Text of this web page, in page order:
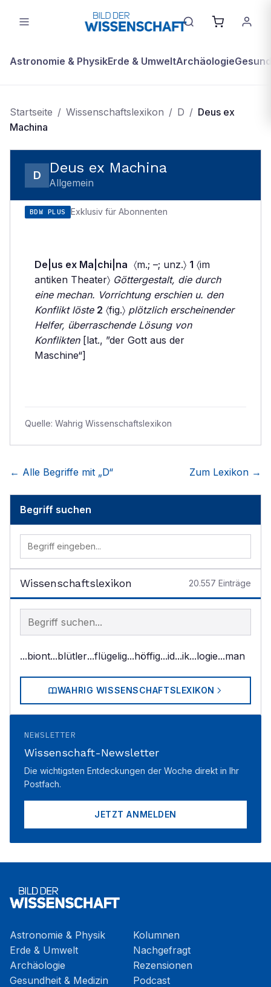
Astronomie & PhysikErde & UmweltArchäologie
Startseite / Wissenschaftslexikon / D / Deus ex
Machina
D Deus ex Machina
Allgemein
BDW PLUS Exklusiv für Abonnenten
De|us ex Ma|chi|na 〈m.; –; unz.〉 1 〈im
antiken Theater〉 Göttergestalt, die durch
eine mechan. Vorrichtung erschien u. den
Konflikt löste 2 〈fig.〉 plötzlich erscheinender
Helfer, überraschende Lösung von
Konflikten[lat., ”der Gott aus der
Maschine“]
Quelle: Wahrig Wissenschaftslexikon
← Alle Begriffe mit „D“ Zum Lexikon →
Begriff suchen
Wissenschaftslexikon 20.557 Einträge
Begriff im Lexikon suchen
...biont...blütler...flügelig...höffig...id...ik...logie...man
WAHRIG WISSENSCHAFTSLEXIKON
NEWSLETTER
Wissenschaft-Newsletter
Die wichtigsten Entdeckungen der Woche direkt in Ihr
Postfach.
JETZT ANMELDEN
Astronomie & Physik
Erde & Umwelt
Archäologie
Gesundheit & Medizin
Kolumnen
Nachgefragt
Rezensionen
Podcast